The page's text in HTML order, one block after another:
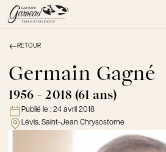
À PROPOS
NOS SERVICES
NOS PRODUITS
NOTRE ÉQUIPE
NOS SALONS
AVIS DE DÉCÈS
RETOUR
Germain Gagné
1956 - 2018 (61 ans)
Publié le : 24 avril 2018
Lévis, Saint-Jean Chrysostome